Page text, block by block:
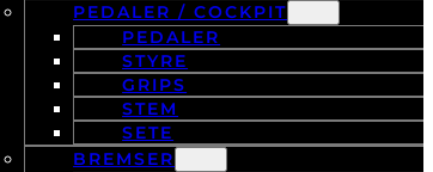
PEDALER / COCKPIT
PEDALER
STYRE
GRIPS
STEM
SETE
BREMSER